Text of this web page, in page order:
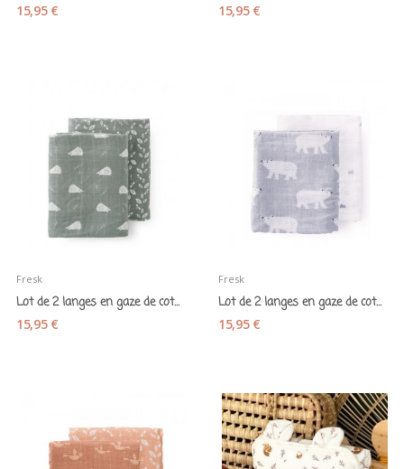
15,95 €
15,95 €
Fresk
Lot de 2 langes en gaze de coton bio "Hérisson"...
15,95 €
Fresk
Lot de 2 langes en gaze de coton bio "Ours...
15,95 €